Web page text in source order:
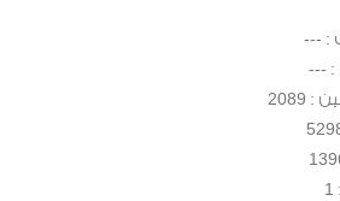
: ---
---
2089